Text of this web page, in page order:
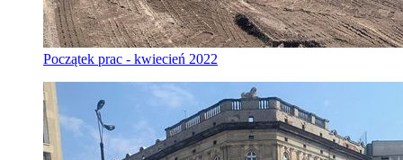
Początek prac - kwiecień 2022